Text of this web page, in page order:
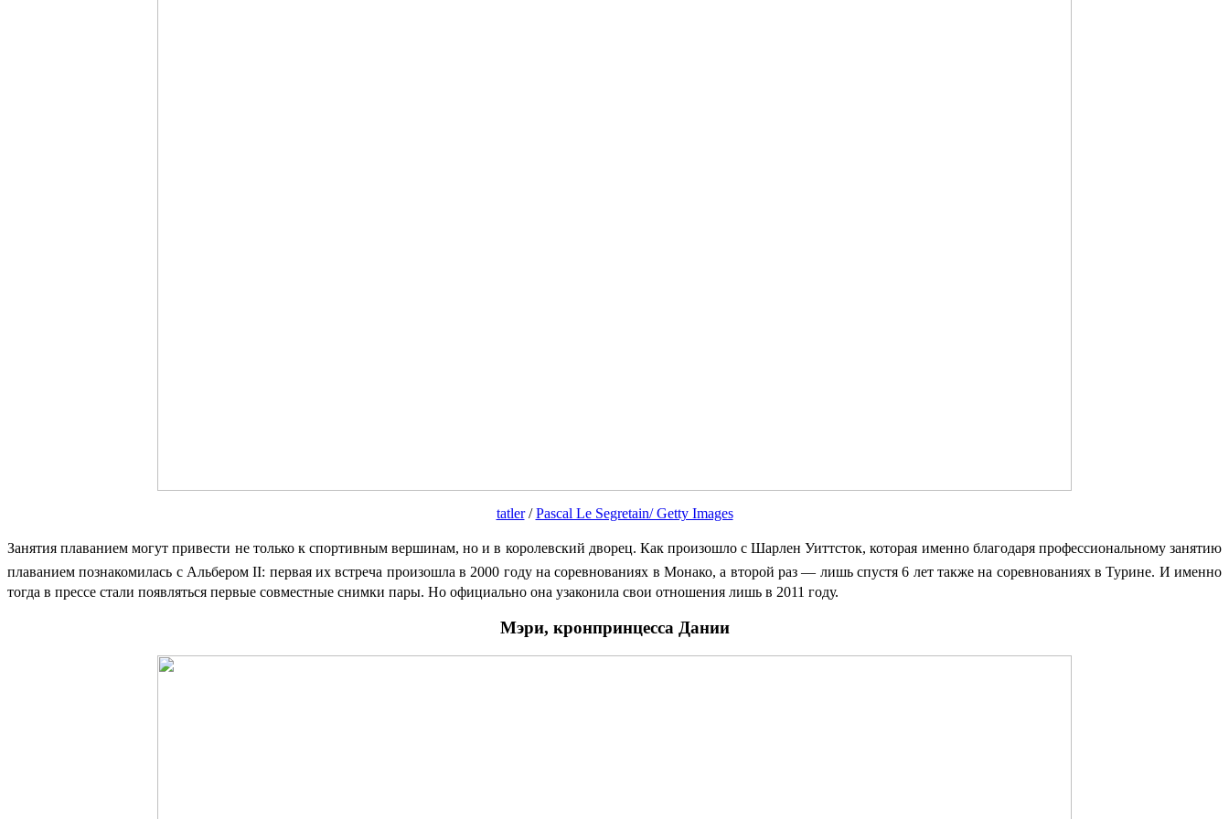
tatler/Pascal Le Segretain/ Getty Images
Занятия плаванием могут привести не только к спортивным вершинам, но и в королевский дворец. Как произошло с Шарлен Уиттсток, которая именно благодаря профессиональному занятию
плаванием познакомилась с Альбером II: первая их встреча произошла в 2000 году на соревнованиях в Монако, а второй раз — лишь спустя 6 лет также на соревнованиях в Турине. И именно
тогда в прессе стали появляться первые совместные снимки пары. Но официально она узаконила свои отношения лишь в 2011 году.
Мэри, кронпринцесса Дании